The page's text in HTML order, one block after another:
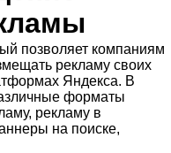
позволяет компаниям
рекламу своих
Яндекса. В
форматы
рекламу в
на поиске,